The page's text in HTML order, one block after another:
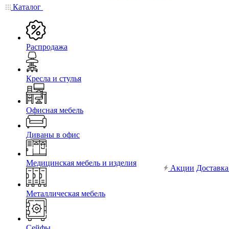
Каталог
Распродажа
Кресла и стулья
Офисная мебель
Диваны в офис
Медицинская мебель и изделия
Металлическая мебель
Акции